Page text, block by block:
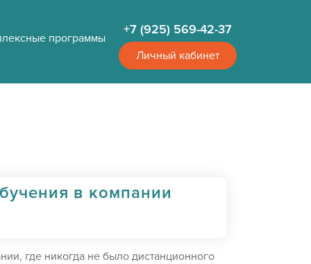
+7 (925) 569-42-37
Личный кабинет
программы
в компании
где никогда не было дистанционного